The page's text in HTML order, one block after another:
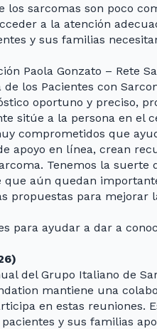
sarcomas son poco
a la atención
y sus familias
Paola Gonzato – Rete
los Pacientes con
oportuno y preciso,
sitúe a la persona en el
comprometidos que
apoyo en línea, crean
Tenemos la
aún quedan
propuestas para mejorar
para ayudar a dar a
del Grupo Italiano de
mantiene una
en estas reuniones.
y sus familias